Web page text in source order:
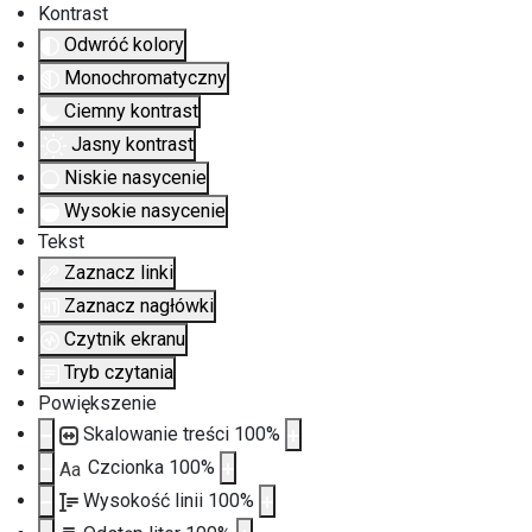
Kontrast
Odwróć kolory
Monochromatyczny
Ciemny kontrast
Jasny kontrast
Niskie nasycenie
Wysokie nasycenie
Tekst
Zaznacz linki
Zaznacz nagłówki
Czytnik ekranu
Tryb czytania
Powiększenie
Skalowanie treści 100%
Aa Czcionka 100%
Wysokość linii 100%